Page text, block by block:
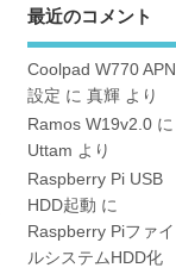
最近のコメント
Coolpad W770 APN
設定 に 真輝より
Ramos W19v2.0に
Uttam より
Raspberry Pi USB
HDD起動 に
Raspberry Piファイ
ルシステムHDD化